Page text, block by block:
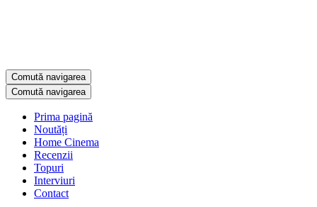
Comută navigarea
Comută navigarea
Prima pagină
Noutăți
Home Cinema
Recenzii
Topuri
Interviuri
Contact